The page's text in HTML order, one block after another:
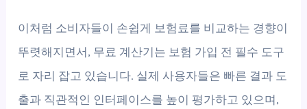
이처럼 소비자들이 손쉽게 보험료를 비교하는 경향이
뚜렷해지면서, 무료 계산기는 보험 가입 전 필수 도구
로 자리 잡고 있습니다. 실제 사용자들은 빠른 결과 도
출과 직관적인 인터페이스를 높이 평가하고 있으며,